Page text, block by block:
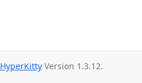
HyperKittyVersion 1.3.12.